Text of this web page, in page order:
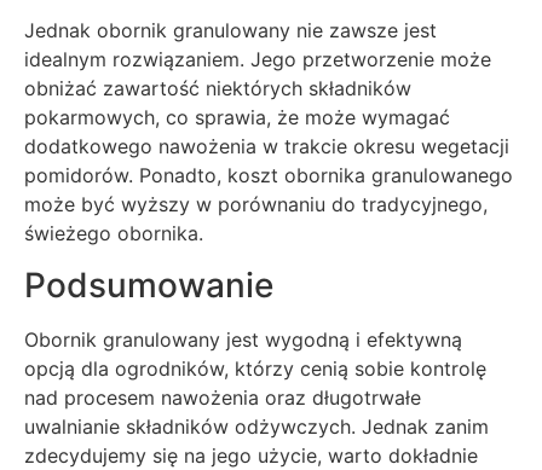
Jednak obornik granulowany nie zawsze jest
idealnym rozwiązaniem. Jego przetworzenie może
obniżać zawartość niektórych składników
pokarmowych, co sprawia, że może wymagać
dodatkowego nawożenia w trakcie okresu wegetacji
pomidorów. Ponadto, koszt obornika granulowanego
może być wyższy w porównaniu do tradycyjnego,
świeżego obornika.
Podsumowanie
Obornik granulowany jest wygodną i efektywną
opcją dla ogrodników, którzy cenią sobie kontrolę
nad procesem nawożenia oraz długotrwałe
uwalnianie składników odżywczych. Jednak zanim
zdecydujemy się na jego użycie, warto dokładnie